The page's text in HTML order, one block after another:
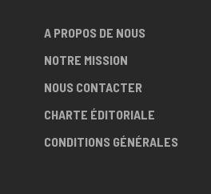
A PROPOS DE NOUS
NOTRE MISSION
NOUS CONTACTER
CHARTE ÉDITORIALE
CONDITIONS GÉNÉRALES